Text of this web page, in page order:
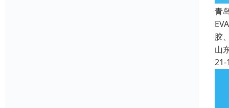
青
胶
山
21-